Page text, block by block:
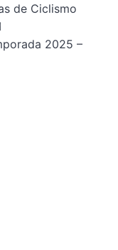
de Ciclismo
2025 –